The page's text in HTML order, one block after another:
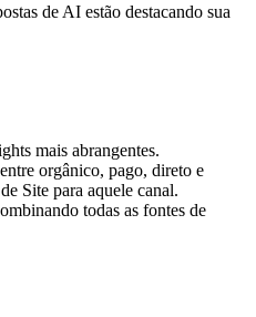
de AI estão destacando sua
mais abrangentes.
orgânico, pago, direto e
Site para aquele canal.
todas as fontes de